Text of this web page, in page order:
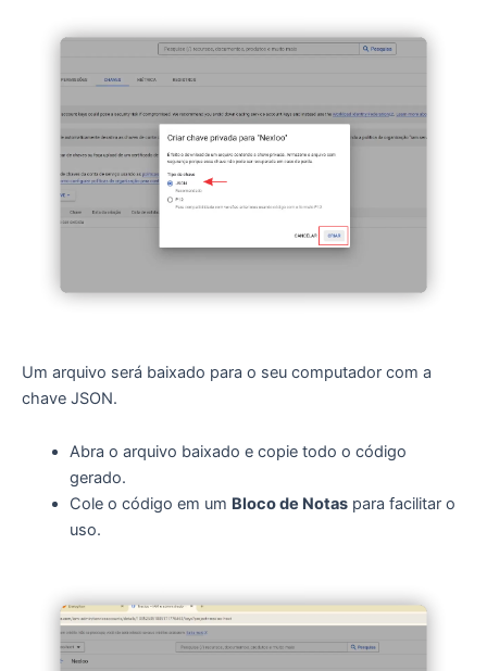
Um arquivo será baixado para o seu computador com a
chave JSON.
Abra o arquivo baixado e copie todo o código
gerado.
Cole o código em um Bloco de Notaspara facilitar o
uso.